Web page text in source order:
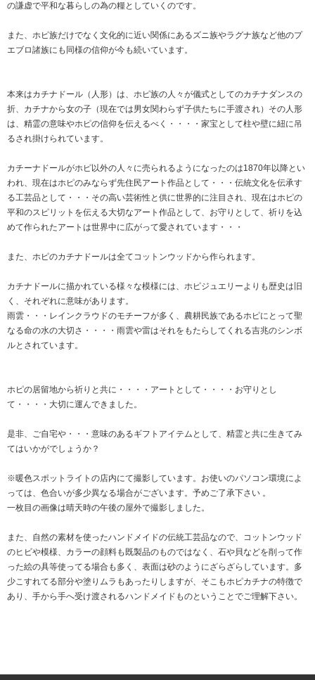
の謙虚で平和な暮らしの為の糧としていくのです。
また、ホピ族だけでなく文化的に近い関係にあるズニ族やラグナ族など他のプ
エブロ諸族にも同様の信仰が今も続いています。
本来はカチナドール（人形）は、ホピ族の人々が儀式としてのカチナダンスの
折、カチナから女の子（現在では男女関わらず子供たちに手渡され）その人形
は、精霊の意味やホピの信仰を伝えるべく・・・・家宝として柱や壁に紐に吊
るされ掛けられています。
カチーナドールがホピ以外の人々に売られるようになったのは1870年以降とい
われ、現在はホピのみならず先住民アート作品として・・・伝統文化を伝承す
る工芸品として・・・その高い芸術性と供に世界的に注目され、現在はホピの
平和のスピリットを伝える大切なアート作品として、お守りとして、祈りを込
めて作られたアートは世界中に広がって愛されています・・・
また、ホピのカチナドールは全てコットンウッドから作られます。
カチナドールに描かれている様々な模様には、ホピジュエリーよりも歴史は旧
く、それぞれに意味があります。
雨雲・・・レインクラウドのモチーフが多く、農耕民族であるホピにとって聖
なる命の水の大切さ・・・・雨雲や雷はそれをもたらしてくれる吉兆のシンボ
ルとされています。
ホピの居留地から祈りと共に・・・・アートとして・・・・お守りとし
て・・・・大切に運んできました。
是非、ご自宅や・・・意味のあるギフトアイテムとして、精霊と共に生きてみ
てはいかがでしょうか？
※暖色スポットライトの店内にて撮影しています。お使いのパソコン環境によ
っては、色合いが多少異なる場合がございます。予めご了承下さい 。
一枚目の画像は晴天時の午後の屋外で撮影しました。
また、自然の素材を使ったハンドメイドの伝統工芸品なので、コットンウッド
のヒビや模様、カラーの顔料も既製品のものではなく、石や貝などを削って作
った絵の具等使ってる場合も多く、表面は砂のようにざらざらしています。多
少こすれてる部分や塗りムラもあったりしますが、そこもホピカチナの特徴で
あり、手から手へ受け渡されるハンドメイドものということでご理解下さい。